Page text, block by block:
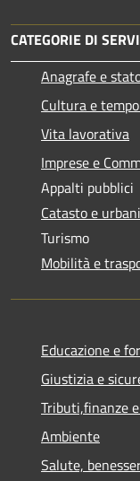
CATEGORIE DI
Anagrafe e
Cultura e
Vita lavorativa
Imprese e
Appalti pubblici
Catasto e
Turismo
Mobilità e
Educazione e
Giustizia e
Tributi,finanze
Ambiente
Salute,